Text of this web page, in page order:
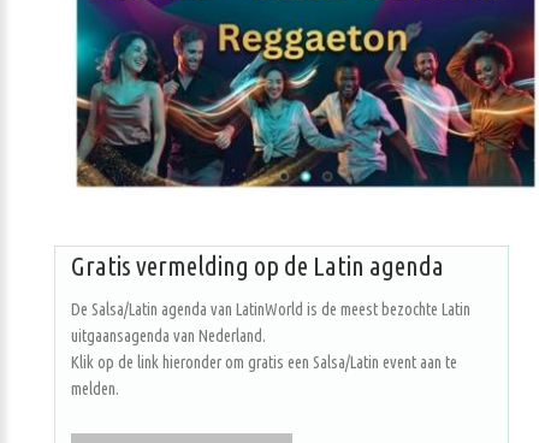
Gratis vermelding op de Latin agenda
De Salsa/Latin agenda van LatinWorld is de meest bezochte Latin
uitgaansagenda van Nederland.
Klik op de link hieronder om gratis een Salsa/Latin event aan te
melden.